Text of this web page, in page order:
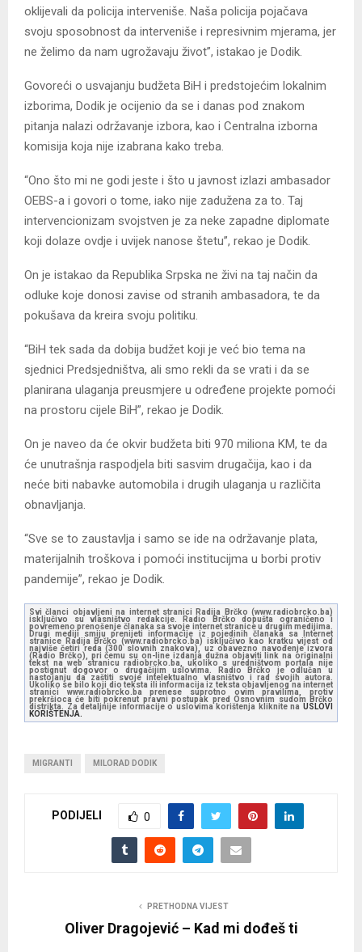
oklijevali da policija interveniše. Naša policija pojačava
svoju sposobnost da interveniše i represivnim mjerama, jer
ne želimo da nam ugrožavaju život”, istakao je Dodik.
Govoreći o usvajanju budžeta BiH i predstojećim lokalnim
izborima, Dodik je ocijenio da se i danas pod znakom
pitanja nalazi održavanje izbora, kao i Centralna izborna
komisija koja nije izabrana kako treba.
“Ono što mi ne godi jeste i što u javnost izlazi ambasador
OEBS-a i govori o tome, iako nije zadužena za to. Taj
intervencionizam svojstven je za neke zapadne diplomate
koji dolaze ovdje i uvijek nanose štetu”, rekao je Dodik.
On je istakao da Republika Srpska ne živi na taj način da
odluke koje donosi zavise od stranih ambasadora, te da
pokušava da kreira svoju politiku.
“BiH tek sada da dobija budžet koji je već bio tema na
sjednici Predsjedništva, ali smo rekli da se vrati i da se
planirana ulaganja preusmjere u određene projekte pomoći
na prostoru cijele BiH”, rekao je Dodik.
On je naveo da će okvir budžeta biti 970 miliona KM, te da
će unutrašnja raspodjela biti sasvim drugačija, kao i da
neće biti nabavke automobila i drugih ulaganja u različita
obnavljanja.
“Sve se to zaustavlja i samo se ide na održavanje plata,
materijalnih troškova i pomoći institucijma u borbi protiv
pandemije”, rekao je Dodik.
Svi članci objavljeni na internet stranici Radija Brčko (www.radiobrcko.ba)
isključivo su vlasništvo redakcije. Radio Brčko dopušta ograničeno i
povremeno prenošenje članaka sa svoje internet stranice u drugim medijima.
Drugi mediji smiju prenijeti informacije iz pojedinih članaka sa Internet
stranice Radija Brčko (www.radiobrcko.ba) isključivo kao kratku vijest od
najviše četiri reda (300 slovnih znakova), uz obavezno navođenje izvora
(Radio Brčko), pri čemu su on-line izdanja dužna objaviti link na originalni
tekst na web stranicu radiobrcko.ba, ukoliko s uredništvom portala nije
postignut dogovor o drugačijim uslovima. Radio Brčko je odlučan u
nastojanju da zaštiti svoje intelektualno vlasništvo i rad svojih autora.
Ukoliko se bilo koji dio teksta ili informacija iz teksta objavljenog na internet
stranici www.radiobrcko.ba prenese suprotno ovim pravilima, protiv
prekršioca će biti pokrenut pravni postupak pred Osnovnim sudom Brčko
distrikta. Za detaljnije informacije o uslovima korištenja kliknite na USLOVI
KORIŠTENJA.
MIGRANTI MILORAD DODIK
PODIJELI 0
PRETHODNA VIJEST
Oliver Dragojević – Kad mi dođeš ti